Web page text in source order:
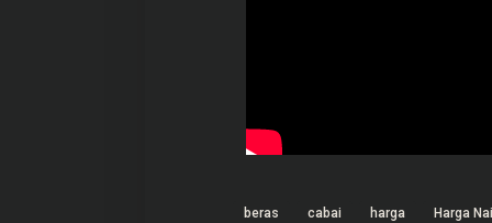
beras cabai harga Harga